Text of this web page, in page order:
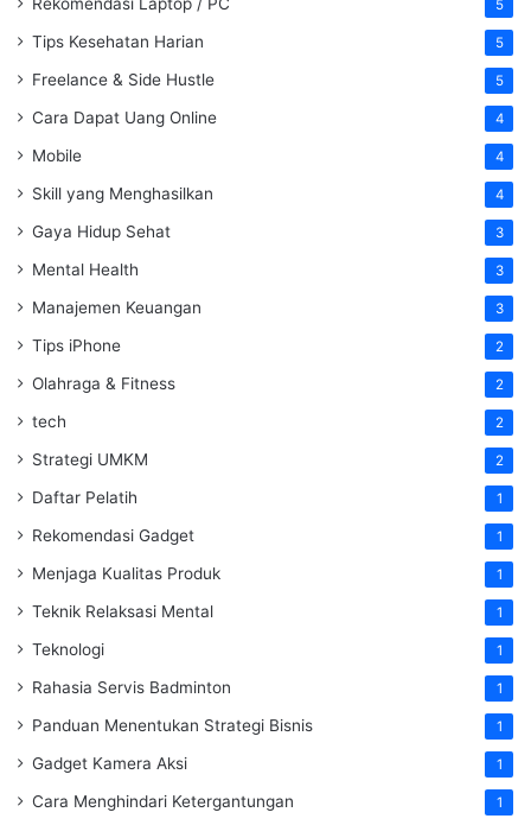
5
Tips Kesehatan Harian 5
Freelance & Side Hustle 5
Cara Dapat Uang Online 4
Mobile 4
Skill yang Menghasilkan 4
Gaya Hidup Sehat 3
Mental Health 3
Manajemen Keuangan 3
Tips iPhone 2
Olahraga & Fitness 2
tech 2
Strategi UMKM 2
Daftar Pelatih 1
Rekomendasi Gadget 1
Menjaga Kualitas Produk 1
Teknik Relaksasi Mental 1
Teknologi 1
Rahasia Servis Badminton 1
Panduan Menentukan Strategi Bisnis 1
Gadget Kamera Aksi 1
Cara Menghindari Ketergantungan 1